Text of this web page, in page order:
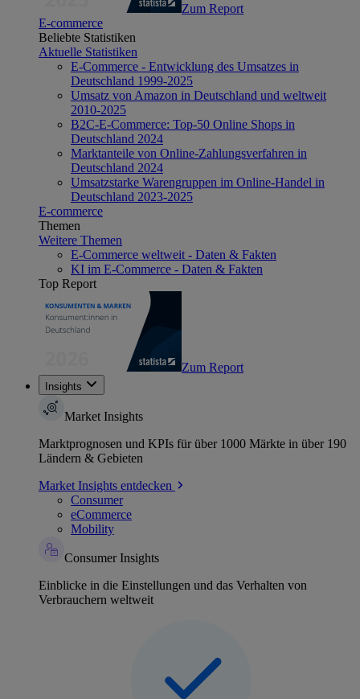
Zum Report
E-commerce
Beliebte Statistiken
Aktuelle Statistiken
E-Commerce - Entwicklung des Umsatzes in
Deutschland 1999-2025
Umsatz von Amazon in Deutschland und weltweit
2010-2025
B2C-E-Commerce: Top-50 Online Shops in
Deutschland 2024
Marktanteile von Online-Zahlungsverfahren in
Deutschland 2024
Umsatzstarke Warengruppen im Online-Handel in
Deutschland 2023-2025
E-commerce
Themen
Weitere Themen
E-Commerce weltweit - Daten & Fakten
KI im E-Commerce - Daten & Fakten
Top Report
Zum Report
Insights
Market Insights
Marktprognosen und KPIs für über 1000 Märkte in über 190
Ländern & Gebieten
Market Insights entdecken
Consumer
eCommerce
Mobility
Consumer Insights
Einblicke in die Einstellungen und das Verhalten von
Verbrauchern weltweit